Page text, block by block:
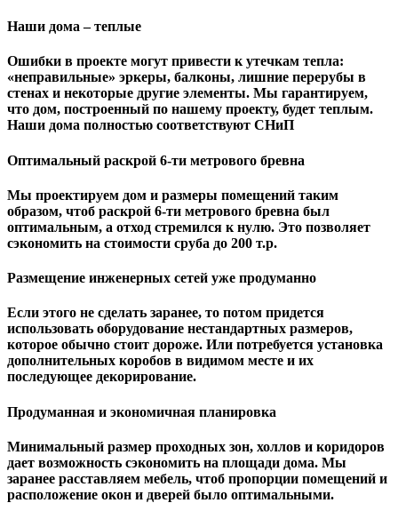
Наши дома – теплые
Ошибки в проекте могут привести к утечкам тепла:
«неправильные» эркеры, балконы, лишние перерубы в
стенах и некоторые другие элементы. Мы гарантируем,
чтo дом, построенный по нашему проекту, будет теплым.
Наши дома полностью соответствуют СНиП
Оптимальный раскрой 6-ти метрового бревна
Мы проектируем дом и размеры помещений таким
образом, чтоб раскрой 6-ти метрового бревна был
оптимальным, а отход стремился к нулю. Это позволяет
сэкономить на стоимости сруба до 200 т.р.
Размещение инженерных сетей уже продуманно
Если этого не сделать заранее, то потом придется
использовать оборудование нестандартных размеров,
которое обычно стоит дороже. Или потребуется установка
дополнительных коробов в видимом месте и их
последующее декорирование.
Продуманная и экономичная планировка
Минимальный размер проходных зон, холлов и коридоров
дает возможность сэкономить на площади дома. Мы
заранее расставляем мебель, чтоб пропорции помещений и
расположение окон и дверей было оптимальными.